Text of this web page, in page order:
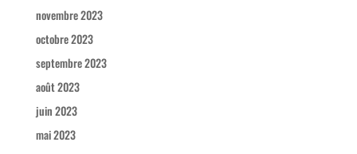
novembre 2023
octobre 2023
septembre 2023
août 2023
juin 2023
mai 2023